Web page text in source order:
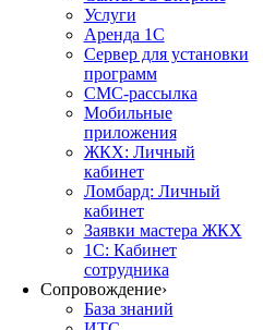
Услуги
Аренда 1С
Сервер для установки
программ
СМС-рассылка
Мобильные
приложения
ЖКХ: Личный
кабинет
Ломбард: Личный
кабинет
Заявки мастера ЖКХ
1С: Кабинет
сотрудника
Сопровождение›
База знаний